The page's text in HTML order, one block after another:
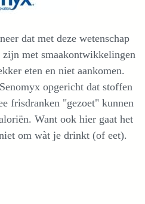
dat met deze wetenschap
met smaakontwikkelingen
eten en niet aankomen.
opgericht dat stoffen
frisdranken "gezoet" kunnen
Want ook hier gaat het
om wàt je drinkt (of eet).